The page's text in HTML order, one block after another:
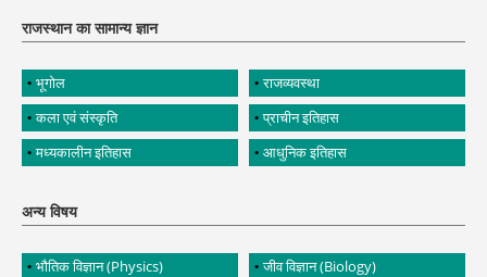
राजस्थान का सामान्य ज्ञान
भूगोल
राजव्यवस्था
कला एवं संस्कृति
प्राचीन इतिहास
मध्यकालीन इतिहास
आधुनिक इतिहास
अन्य विषय
भौतिक विज्ञान (Physics)
जीव विज्ञान (Biology)